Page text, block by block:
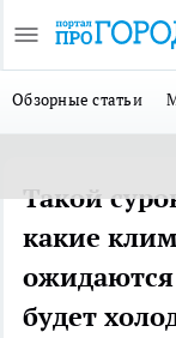
Обзорные статьи
Такой
какие
ожидаются
будет